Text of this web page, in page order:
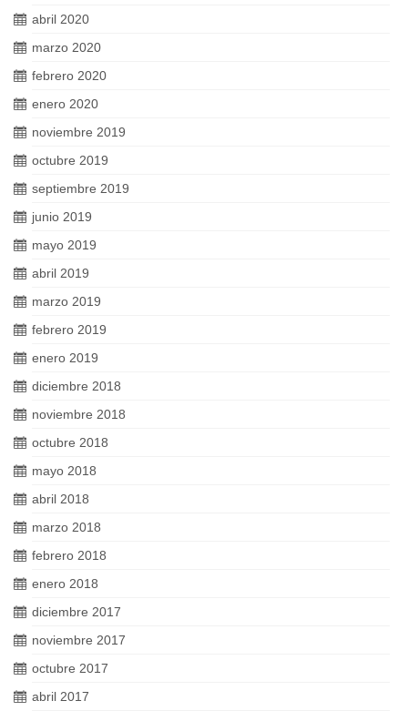
abril 2020
marzo 2020
febrero 2020
enero 2020
noviembre 2019
octubre 2019
septiembre 2019
junio 2019
mayo 2019
abril 2019
marzo 2019
febrero 2019
enero 2019
diciembre 2018
noviembre 2018
octubre 2018
mayo 2018
abril 2018
marzo 2018
febrero 2018
enero 2018
diciembre 2017
noviembre 2017
octubre 2017
abril 2017